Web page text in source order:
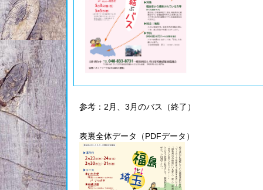
参考：2月、3月のバス（終了）
表裏全体データ（PDFデータ）